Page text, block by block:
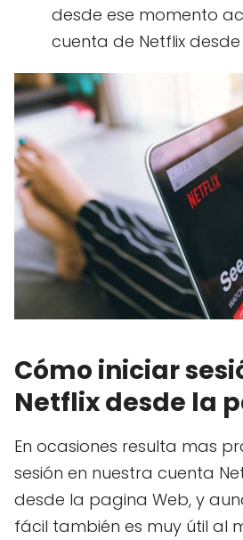
desde ese momento
cuenta de Netflix desde
Cómo iniciar
Netflix desde la
En ocasiones resulta mas
sesión en nuestra cuenta
desde la pagina Web, y
fácil también es muy útil al